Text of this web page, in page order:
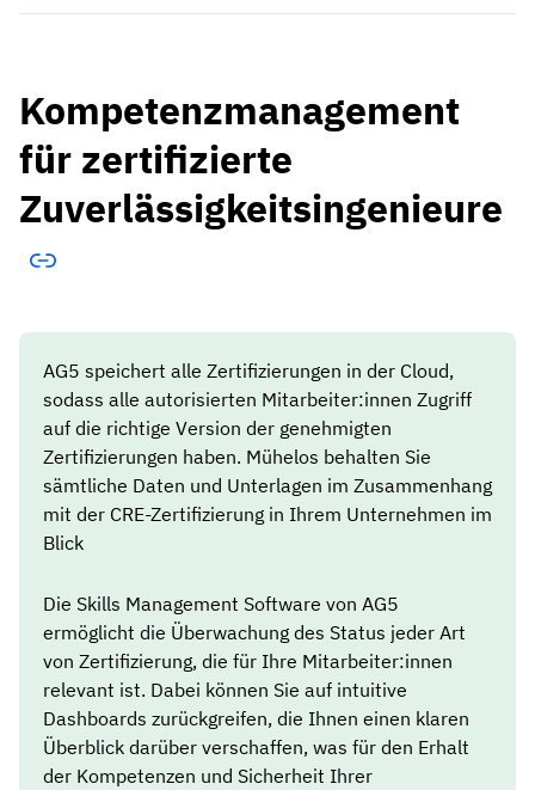
Kompetenzmanagement
für zertifizierte
Zuverlässigkeitsingenieure
AG5 speichert alle Zertifizierungen in der Cloud,
sodass alle autorisierten Mitarbeiter:innen Zugriff
auf die richtige Version der genehmigten
Zertifizierungen haben. Mühelos behalten Sie
sämtliche Daten und Unterlagen im Zusammenhang
mit der CRE-Zertifizierung in Ihrem Unternehmen im
Blick
Die Skills Management Software von AG5
ermöglicht die Überwachung des Status jeder Art
von Zertifizierung, die für Ihre Mitarbeiter:innen
relevant ist. Dabei können Sie auf intuitive
Dashboards zurückgreifen, die Ihnen einen klaren
Überblick darüber verschaffen, was für den Erhalt
der Kompetenzen und Sicherheit Ihrer